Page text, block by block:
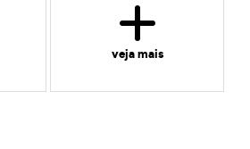
veja mais